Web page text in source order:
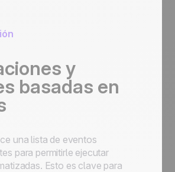
y
basadas en
una lista de eventos
para permitirle ejecutar
Esto es clave para